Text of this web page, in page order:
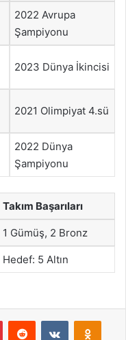
2022 Avrupa
Şampiyonu
2023 Dünya İkincisi
2021 Olimpiyat 4.sü
2022 Dünya
Şampiyonu
Takım Başarıları
1 Gümüş, 2 Bronz
Hedef: 5 Altın
PinterestReddit VKontakte